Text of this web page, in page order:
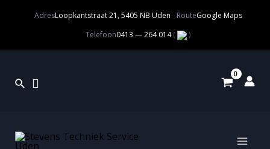
AdresLoopkantstraat 21, 5405 NB Uden RouteGoogle Maps
Telefoon0413 — 264 014( )